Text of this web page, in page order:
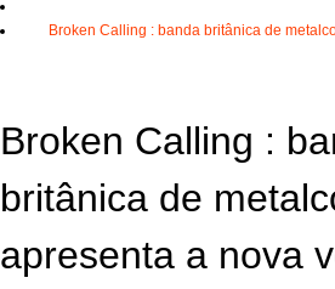
Broken Calling : banda britânica de
Broken Calling :
britânica de
apresenta a nova